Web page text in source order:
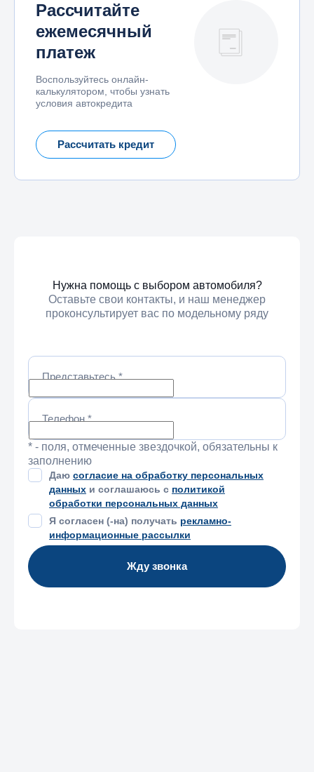
Рассчитайте
ежемесячный
платеж
Воспользуйтесь онлайн-
калькулятором, чтобы узнать
условия автокредита
Рассчитать кредит
Нужна помощь с выбором автомобиля?
Оставьте свои контакты, и наш менеджер
проконсультирует вас по модельному ряду
Представьтесь*
Телефон*
* - поля, отмеченные звездочкой, обязательны к
заполнению
Даю согласие на обработку персональных
данных и соглашаюсь с политикой
обработки персональных данных
Я согласен (-на) получать рекламно-
информационные рассылки
Жду звонка